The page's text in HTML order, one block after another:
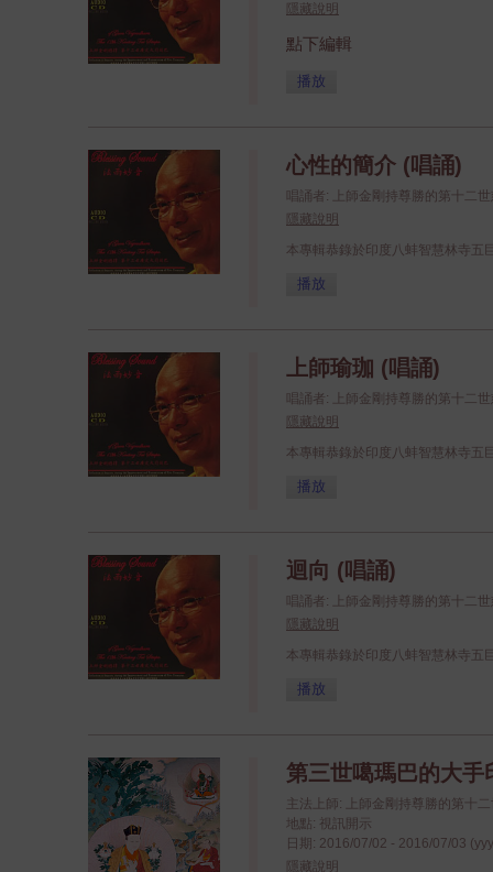
隱藏說明
點下編輯
播放
心性的簡介 (唱誦)
唱誦者: 上師金剛持尊勝的第十二
隱藏說明
本專輯恭錄於印度八蚌智慧林寺五
播放
上師瑜珈 (唱誦)
唱誦者: 上師金剛持尊勝的第十二
隱藏說明
本專輯恭錄於印度八蚌智慧林寺五
播放
迴向 (唱誦)
唱誦者: 上師金剛持尊勝的第十二
隱藏說明
本專輯恭錄於印度八蚌智慧林寺五
播放
第三世噶瑪巴的大
主法上師: 上師金剛持尊勝的第十
地點: 視訊開示
日期: 2016/07/02 - 2016/07/03
隱藏說明